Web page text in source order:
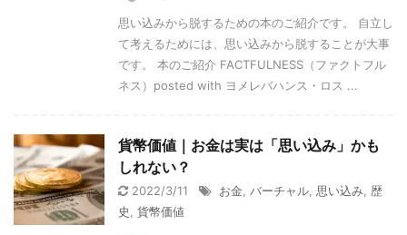
思い込みから脱するための本のご紹介です。 自立し
て考えるためには、思い込みから脱することが大事
です。 本のご紹介 FACTFULNESS（ファクトフル
ネス）posted with ヨメレバハンス・ロス ...
貨幣価値｜お金は実は「思い込み」かも
しれない？
2022/3/11 お金 バーチャル 思い込み 歴
史
貨幣価値